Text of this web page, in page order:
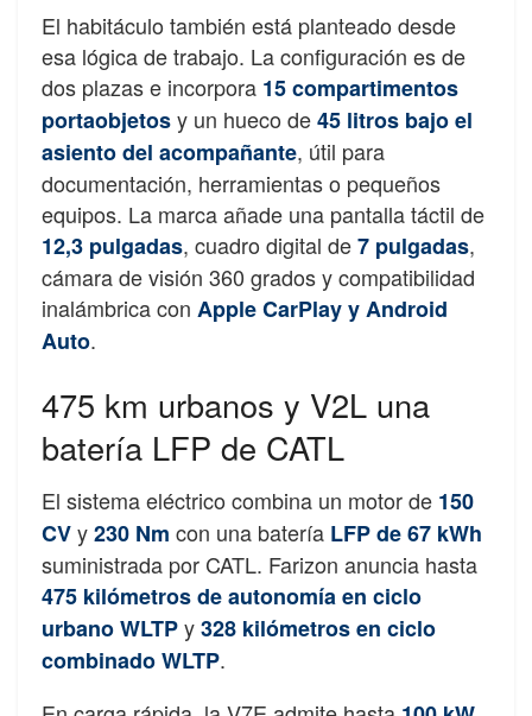
El habitáculo también está planteado desde
esa lógica de trabajo. La configuración es de
dos plazas e incorpora 15 compartimentos
portaobjetosy un hueco de45 litros bajo el
asiento del acompañante, útil para
documentación, herramientas o pequeños
equipos. La marca añade una pantalla táctil de
12,3 pulgadas, cuadro digital de7 pulgadas,
cámara de visión 360 grados y compatibilidad
inalámbrica con Apple CarPlay y Android
Auto.
475 km urbanos y V2L una
batería LFP de CATL
El sistema eléctrico combina un motor de 150
CVy230 Nm con una batería LFP de 67 kWh
suministrada por CATL. Farizon anuncia hasta
475 kilómetros de autonomía en ciclo
urbano WLTPy328 kilómetros en ciclo
combinado WLTP.